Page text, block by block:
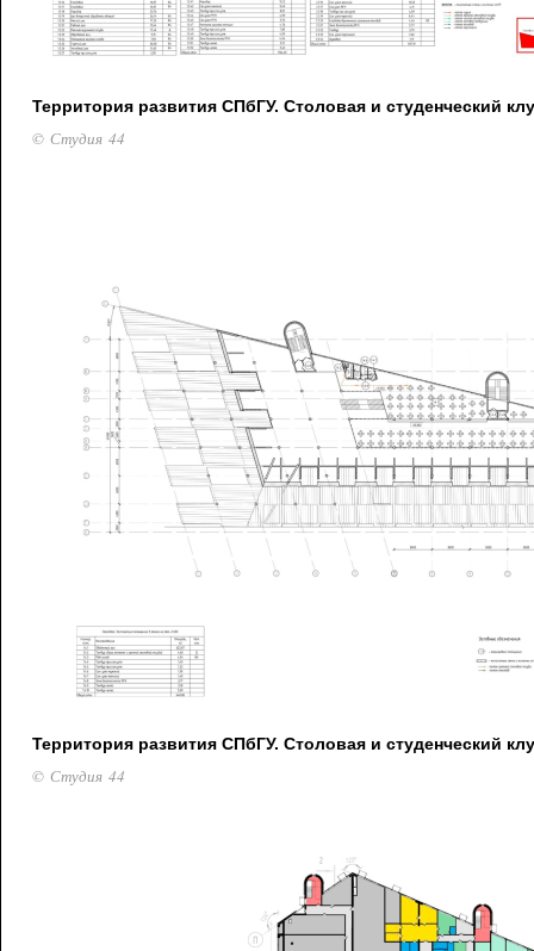
Территория развития СПбГУ. Столовая и студенческий
© Студия 44
Территория развития СПбГУ. Столовая и студенческий
© Студия 44